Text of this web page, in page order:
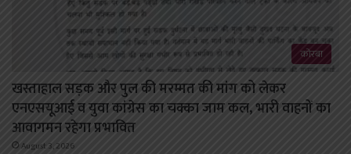
कोरबा
खस्ताहाल सड़क और पुल की मरम्मत की मांग को लेकर
एनएसयूआई व युवा कांग्रेस का चक्का जाम कल, भारी वाहनों का
आवागमन रहेगा प्रभावित
August 3, 2026